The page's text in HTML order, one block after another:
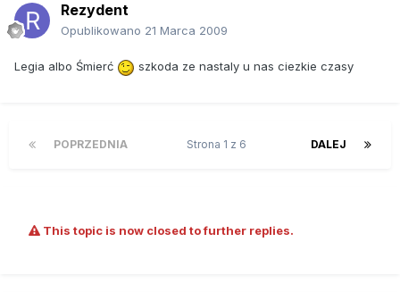
Rezydent
Opublikowano 21 Marca 2009
Legia albo Śmierć szkoda ze nastaly u nas ciezkie czasy
POPRZEDNIA DALEJ
Strona 1 z 6
This topic is now closed to further replies.